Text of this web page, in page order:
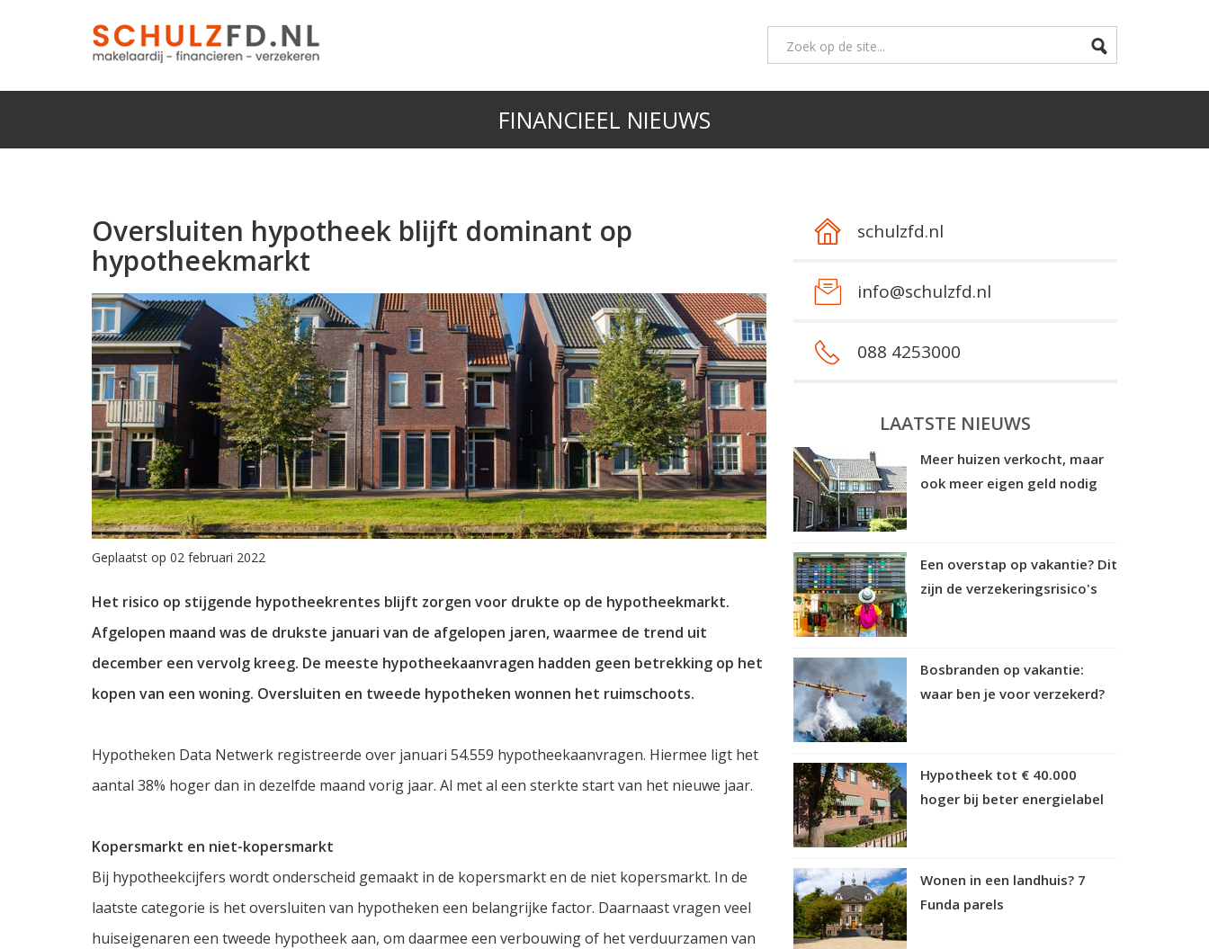
FINANCIEEL NIEUWS
Oversluiten hypotheek blijft dominant op
hypotheekmarkt
Geplaatst op 02 februari 2022
Het risico op stijgende hypotheekrentes blijft zorgen voor drukte op de hypotheekmarkt.
Afgelopen maand was de drukste januari van de afgelopen jaren, waarmee de trend uit
december een vervolg kreeg. De meeste hypotheekaanvragen hadden geen betrekking op het
kopen van een woning. Oversluiten en tweede hypotheken wonnen het ruimschoots.
Hypotheken Data Netwerk registreerde over januari 54.559 hypotheekaanvragen. Hiermee ligt het
aantal 38% hoger dan in dezelfde maand vorig jaar. Al met al een sterkte start van het nieuwe jaar.
Kopersmarkt en niet-kopersmarkt
Bij hypotheekcijfers wordt onderscheid gemaakt in de kopersmarkt en de niet kopersmarkt. In de
laatste categorie is het oversluiten van hypotheken een belangrijke factor. Daarnaast vragen veel
huiseigenaren een tweede hypotheek aan, om daarmee een verbouwing of het verduurzamen van
schulzfd.nl
info@schulzfd.nl
088 4253000
LAATSTE NIEUWS
Meer huizen verkocht, maar
ook meer eigen geld nodig
Een overstap op vakantie? Dit
zijn de verzekeringsrisico's
Bosbranden op vakantie:
waar ben je voor verzekerd?
Hypotheek tot € 40.000
hoger bij beter energielabel
Wonen in een landhuis? 7
Funda parels